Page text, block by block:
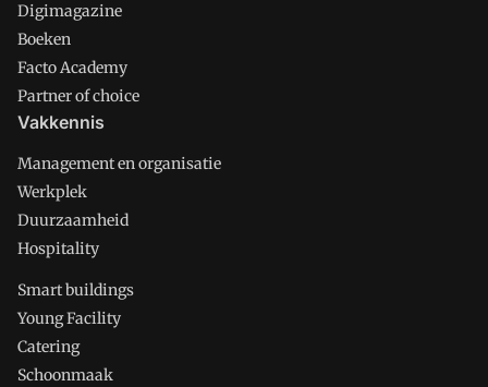
Digimagazine
Boeken
Facto Academy
Partner of choice
Vakkennis
Management en organisatie
Werkplek
Duurzaamheid
Hospitality
Smart buildings
Young Facility
Catering
Schoonmaak